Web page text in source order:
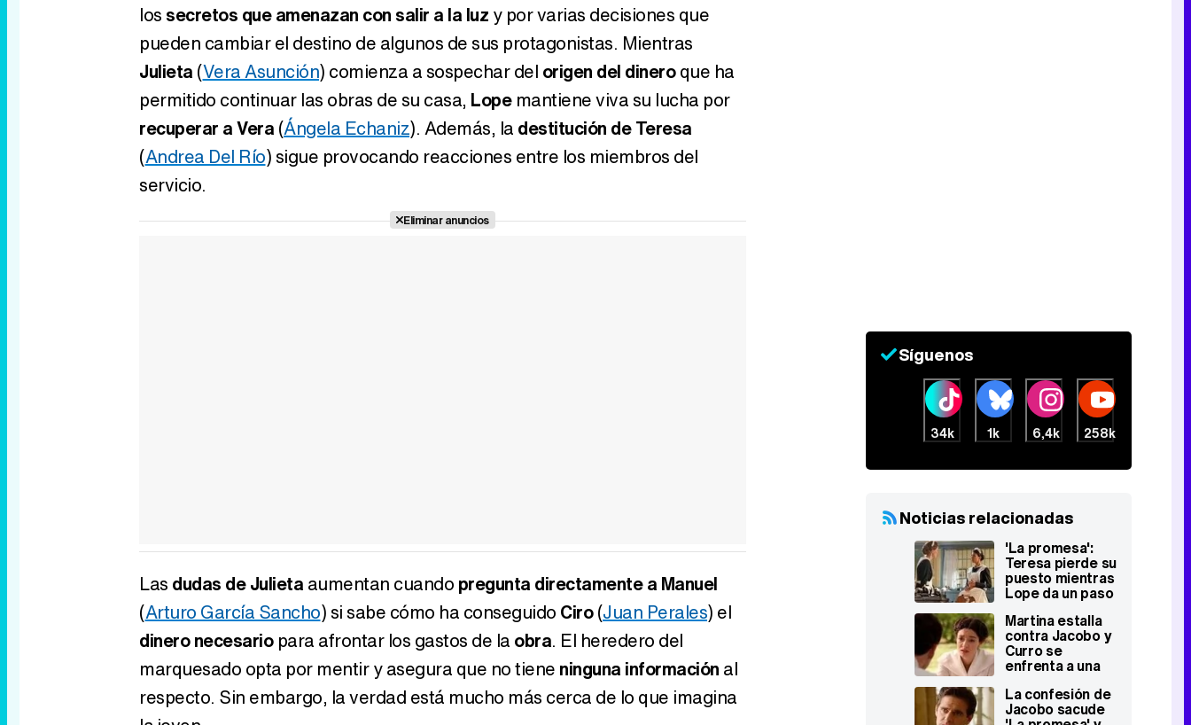
lossecretos que amenazan con salir a la luz y por varias decisiones que
pueden cambiar el destino de algunos de sus protagonistas. Mientras
Julieta (Vera Asunción) comienza a sospechar del origen del dineroque ha
permitido continuar las obras de su casa, Lopemantiene viva su lucha por
recuperar a Vera (Ángela Echaniz). Además, la destitución de Teresa
(Andrea Del Río) sigue provocando reacciones entre los miembros del
servicio.
Eliminar anuncios
Las dudas de Julieta aumentan cuando pregunta directamente a Manuel
(Arturo García Sancho) si sabe cómo ha conseguido Ciro(Juan Perales) el
dinero necesariopara afrontar los gastos de la obra. El heredero del
marquesado opta por mentir y asegura que no tiene ninguna información al
respecto. Sin embargo, la verdad está mucho más cerca de lo que imagina
Síguenos
34k 1k 6,4k 258k
Noticias relacionadas
'La promesa':
Teresa pierde su
puesto mientras
Lope da un paso
decisivo con
Vera
Martina estalla
contra Jacobo y
Curro se
enfrenta a una
decisión en 'La
promesa'
La confesión de
Jacobo sacude